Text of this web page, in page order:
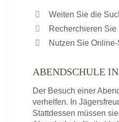
Weiten Sie die
Recherchieren
Nutzen Sie
ABENDSCHULE
Der Besuch einer
verhelfen. In
Stattdessen müssen